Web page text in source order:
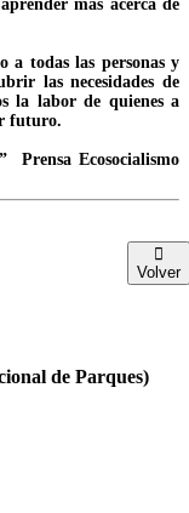
más acerca de
a todas las personas y
las necesidades de
la labor de quienes a
futuro.
Prensa Ecosocialismo
Volver
de Parques)